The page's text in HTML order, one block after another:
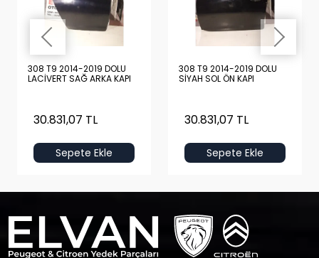
308 T9 2014-2019 DOLU
LACİVERT SAĞ ARKA KAPI
30.831,07 TL
Sepete Ekle
308 T9 2014-2019 DOLU
SİYAH SOL ÖN KAPI
30.831,07 TL
Sepete Ekle